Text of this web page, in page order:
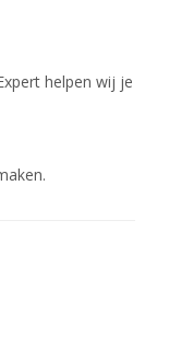
helpen wij je